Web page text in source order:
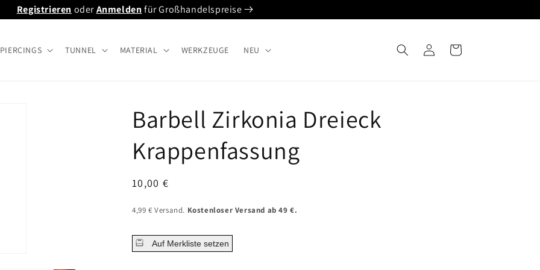
Registrieren oderAnmeldenfür Großhandelspreise
PIERCINGS TUNNEL MATERIAL WERKZEUGE NEU EinloggenWarenkorb
Barbell Zirkonia Dreieck
Krappenfassung
Normaler
10,00 €
4,99 € Versand. Kostenloser Versand ab 49 €.
Auf Merkliste setzen